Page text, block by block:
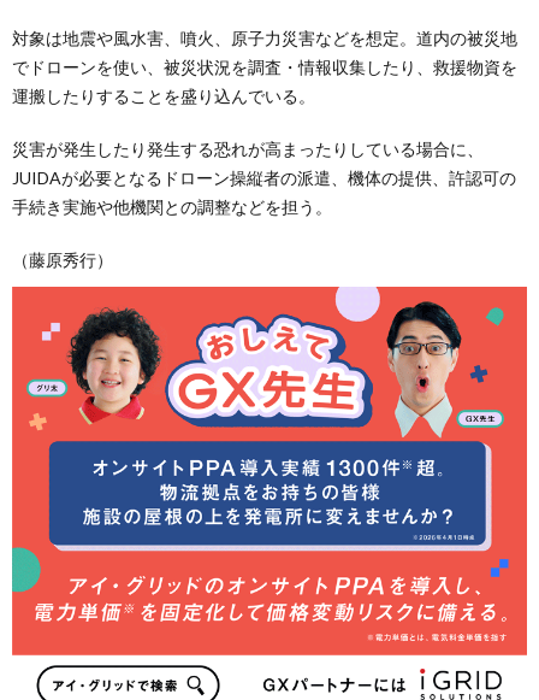
対象は地震や風水害、噴火、原子力災害などを想定。道内の被災地
でドローンを使い、被災状況を調査・情報収集したり、救援物資を
運搬したりすることを盛り込んでいる。
災害が発生したり発生する恐れが高まったりしている場合に、
JUIDAが必要となるドローン操縦者の派遣、機体の提供、許認可の
手続き実施や他機関との調整などを担う。
（藤原秀行）